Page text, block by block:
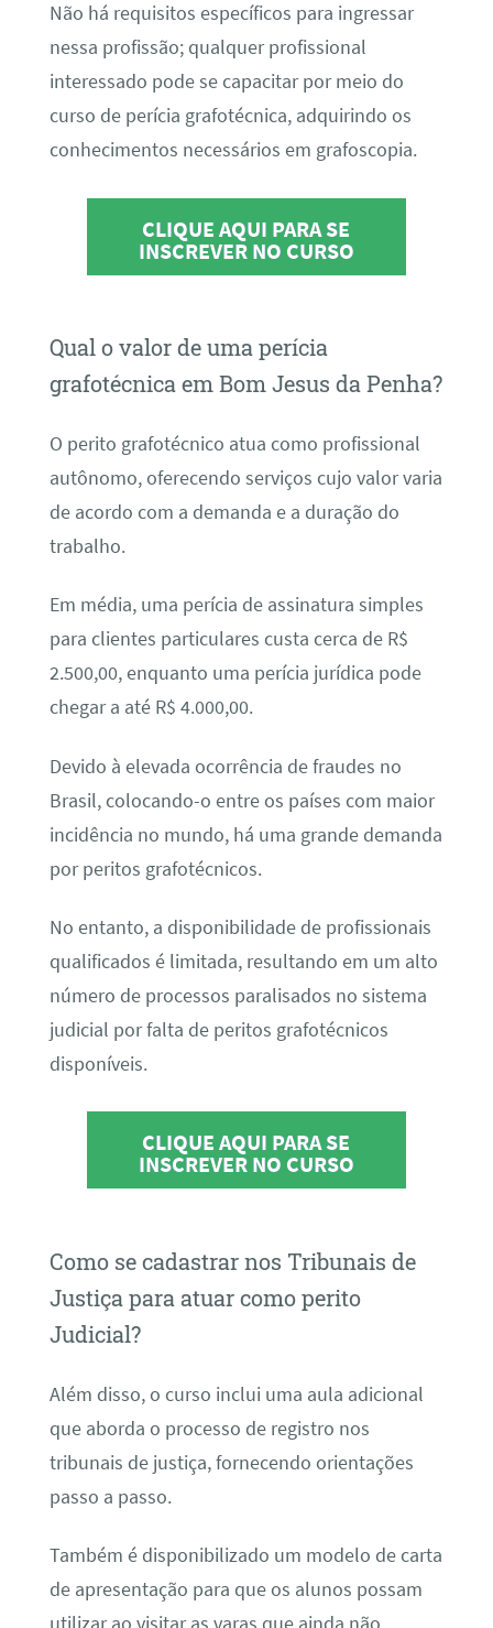
Não há requisitos específicos para ingressar
nessa profissão; qualquer profissional
interessado pode se capacitar por meio do
curso de perícia grafotécnica, adquirindo os
conhecimentos necessários em grafoscopia.
CLIQUE AQUI PARA SE
INSCREVER NO CURSO
Qual o valor de uma perícia
grafotécnica em Bom Jesus da Penha?
O perito grafotécnico atua como profissional
autônomo, oferecendo serviços cujo valor varia
de acordo com a demanda e a duração do
trabalho.
Em média, uma perícia de assinatura simples
para clientes particulares custa cerca de R$
2.500,00, enquanto uma perícia jurídica pode
chegar a até R$ 4.000,00.
Devido à elevada ocorrência de fraudes no
Brasil, colocando-o entre os países com maior
incidência no mundo, há uma grande demanda
por peritos grafotécnicos.
No entanto, a disponibilidade de profissionais
qualificados é limitada, resultando em um alto
número de processos paralisados no sistema
judicial por falta de peritos grafotécnicos
disponíveis.
CLIQUE AQUI PARA SE
INSCREVER NO CURSO
Como se cadastrar nos Tribunais de
Justiça para atuar como perito
Judicial?
Além disso, o curso inclui uma aula adicional
que aborda o processo de registro nos
tribunais de justiça, fornecendo orientações
passo a passo.
Também é disponibilizado um modelo de carta
de apresentação para que os alunos possam